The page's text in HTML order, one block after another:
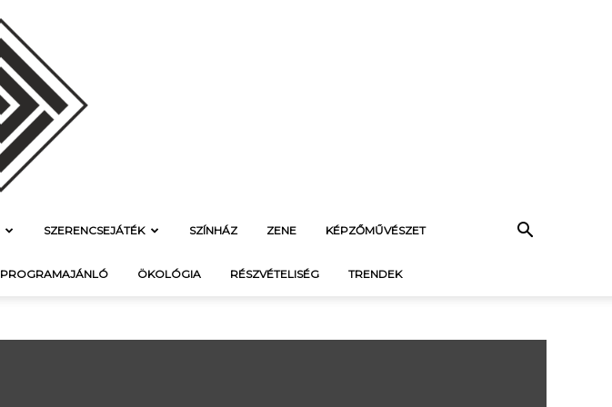
f21.hu
SZERENCSEJÁTÉK SZÍNHÁZ ZENE KÉPZŐMŰVÉSZET
PROGRAMAJÁNLÓ ÖKOLÓGIA RÉSZVÉTELISÉG TRENDEK